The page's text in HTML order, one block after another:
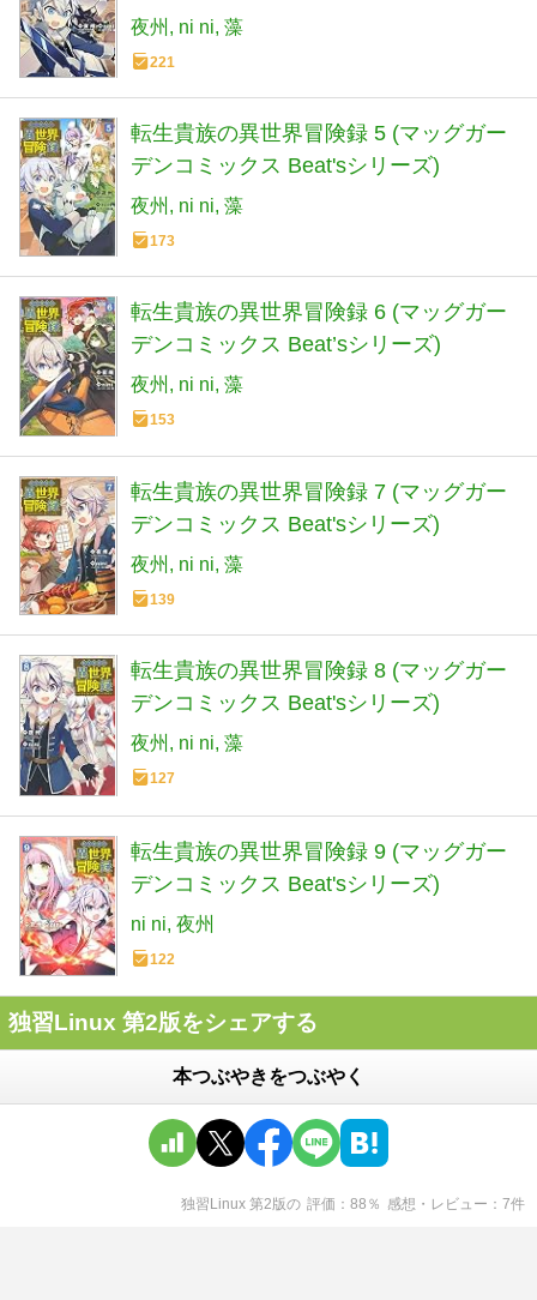
夜州 ni ni 藻
221
転生貴族の異世界冒険録 5 (マッグガー
デンコミックス Beat'sシリーズ)
夜州 ni ni 藻
173
転生貴族の異世界冒険録 6 (マッグガー
デンコミックス Beat’sシリーズ)
夜州 ni ni 藻
153
転生貴族の異世界冒険録 7 (マッグガー
デンコミックス Beat'sシリーズ)
夜州 ni ni 藻
139
転生貴族の異世界冒険録 8 (マッグガー
デンコミックス Beat'sシリーズ)
夜州 ni ni 藻
127
転生貴族の異世界冒険録 9 (マッグガー
デンコミックス Beat'sシリーズ)
ni ni 夜州
122
独習Linux 第2版をシェアする
本つぶやきをつぶやく
独習Linux 第2版の 評価 88 ％ 感想・レビュー 7件